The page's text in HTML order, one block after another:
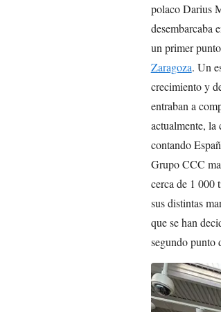
polaco Darius
desembarcaba
un primer
Zaragoza. Un
crecimiento y
entraban a
actualmente, la
contando
Grupo CCC
cerca de 1 000
sus distintas
que se han
segundo punto